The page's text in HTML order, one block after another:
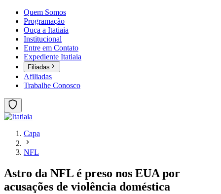
Quem Somos
Programação
Ouça a Itatiaia
Institucional
Entre em Contato
Expediente Itatiaia
Filiadas
Afiliadas
Trabalhe Conosco
Capa
NFL
Astro da NFL é preso nos EUA por
acusações de violência doméstica